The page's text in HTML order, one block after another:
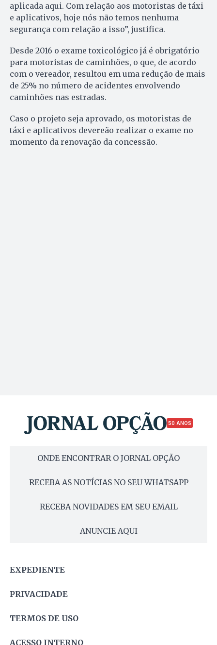
aplicada aqui. Com relação aos motoristas de táxi
e aplicativos, hoje nós não temos nenhuma
segurança com relação a isso”, justifica.
Desde 2016 o exame toxicológico já é obrigatório
para motoristas de caminhões, o que, de acordo
com o vereador, resultou em uma redução de mais
de 25% no número de acidentes envolvendo
caminhões nas estradas.
Caso o projeto seja aprovado, os motoristas de
táxi e aplicativos devereão realizar o exame no
momento da renovação da concessão.
50 ANOS
ONDE ENCONTRAR O JORNAL OPÇÃO
RECEBA AS NOTÍCIAS NO SEU WHATSAPP
RECEBA NOVIDADES EM SEU EMAIL
ANUNCIE AQUI
EXPEDIENTE
PRIVACIDADE
TERMOS DE USO
ACESSO INTERNO